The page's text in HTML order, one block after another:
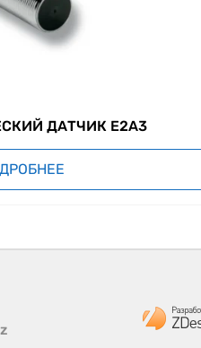
ДАТЧИК E2A3